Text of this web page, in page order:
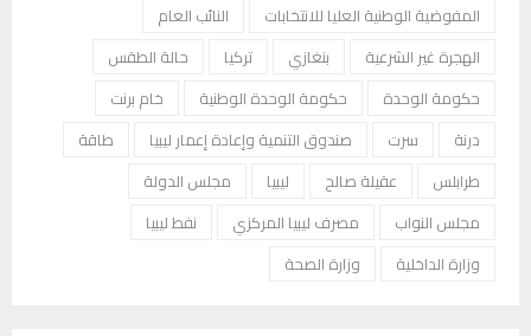
المفوضية الوطنية العليا للانتخابات
النائب العام
الهجرة غير الشرعية
بنغازي تركيا
حالة الطقس
حكومة الوحدة
حكومة الوحدة الوطنية
خام برنت
درنة
سرت صندوق التنمية وإعادة إعمار ليبيا
طاقة
طرابلس
عقيلة صالح ليبيا
مجلس الدولة
مجلس النواب
مصرف ليبيا المركزي
نفط ليبيا
وزارة الداخلية
وزارة الصحة